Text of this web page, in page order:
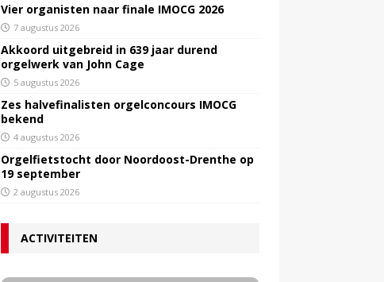
Vier organisten naar finale IMOCG 2026
7 augustus 2026
Akkoord uitgebreid in 639 jaar durend
orgelwerk van John Cage
5 augustus 2026
Zes halvefinalisten orgelconcours IMOCG
bekend
4 augustus 2026
Orgelfietstocht door Noordoost-Drenthe op
19 september
2 augustus 2026
ACTIVITEITEN